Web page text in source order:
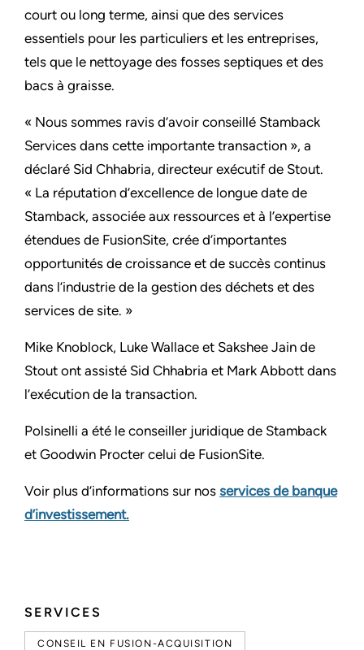
SERVICES
CONSEIL EN FUSION-ACQUISITION
court ou long terme, ainsi que des services
essentiels pour les particuliers et les entreprises,
tels que le nettoyage des fosses septiques et des
bacs à graisse.
« Nous sommes ravis d’avoir conseillé Stamback
Services dans cette importante transaction », a
déclaré Sid Chhabria, directeur exécutif de Stout.
« La réputation d’excellence de longue date de
Stamback, associée aux ressources et à l’expertise
étendues de FusionSite, crée d’importantes
opportunités de croissance et de succès continus
dans l’industrie de la gestion des déchets et des
services de site. »
Mike Knoblock, Luke Wallace et Sakshee Jain de
Stout ont assisté Sid Chhabria et Mark Abbott dans
l’exécution de la transaction.
Polsinelli a été le conseiller juridique de Stamback
et Goodwin Procter celui de FusionSite.
Voir plus d’informations sur nos services de banque
d’investissement.